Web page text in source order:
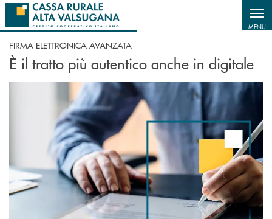
Salta al contenuto principale
MENU
FIRMA ELETTRONICA AVANZATA
È il tratto più autentico anche in digitale